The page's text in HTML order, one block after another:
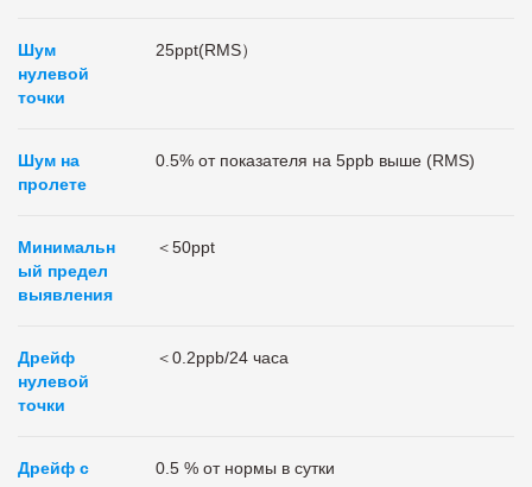
Шум
нулевой
точки
25ppt(RMS）
Шум на
пролете
0.5% от показателя на 5ppb выше (RMS)
Минимальн
ый предел
выявления
＜50ppt
Дрейф
нулевой
точки
＜0.2ppb/24 часа
Дрейф с
0.5 % от нормы в сутки